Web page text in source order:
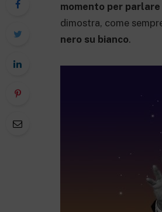
momento per
dimostra, come
nero su bianco.